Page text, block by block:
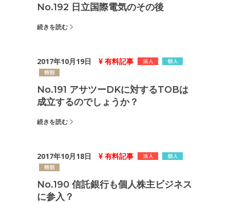
No.192 日立国際電気のその後
続きを読む
2017年10月19日 有料記事
No.191 アサツーDKに対するTOBは
成立するのでしょうか？
続きを読む
2017年10月18日 有料記事
No.190 信託銀行も個人株主ビジネス
に参入？